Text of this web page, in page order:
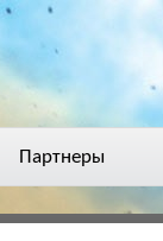
Партнеры